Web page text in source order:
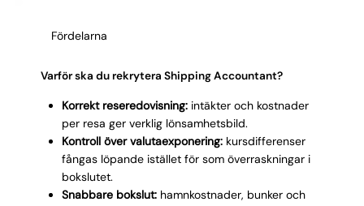
Fördelarna
Varför ska du rekrytera Shipping Accountant?
Korrekt reseredovisning:intäkter och kostnader
per resa ger verklig lönsamhetsbild.
Kontroll över valutaexponering:kursdifferenser
fångas löpande istället för som överraskningar i
bokslutet.
Snabbare bokslut:hamnkostnader, bunker och